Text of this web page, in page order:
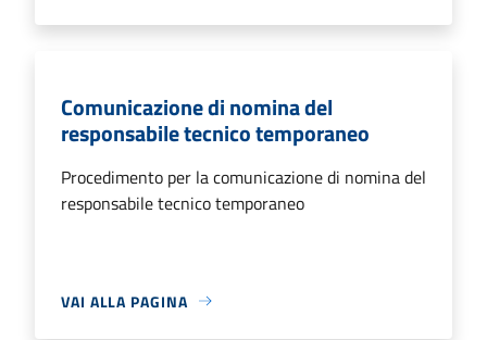
Comunicazione di nomina del
responsabile tecnico temporaneo
Procedimento per la comunicazione di nomina del
responsabile tecnico temporaneo
VAI ALLA PAGINA